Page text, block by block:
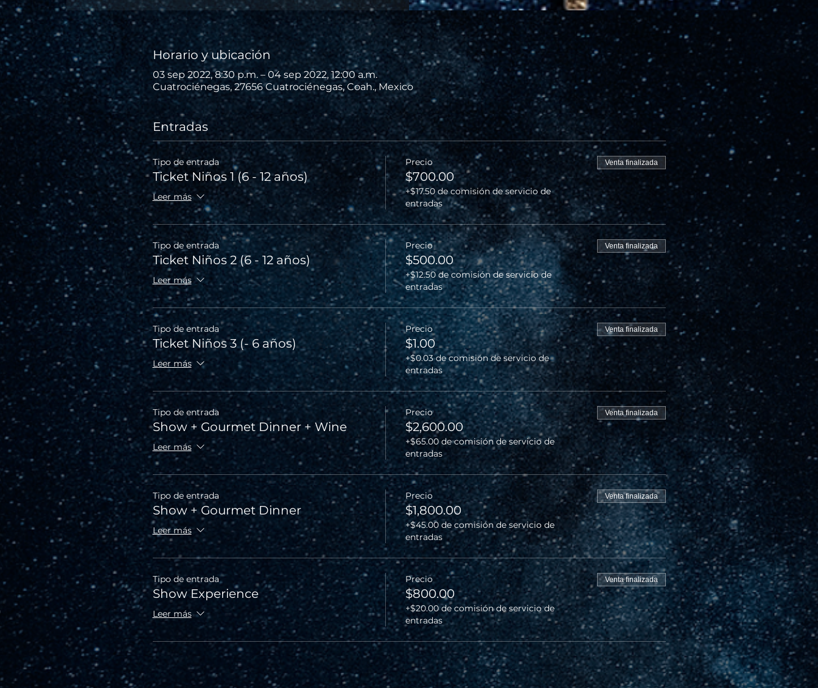
Horario y ubicación
03 sep 2022, 8:30 p.m. – 04 sep 2022, 12:00 a.m.
Cuatrociénegas, 27656 Cuatrociénegas, Coah., Mexico
Entradas
Tipo de entrada
Ticket Niños 1 (6 - 12 años)
Leer más
Precio
$700.00
+$17.50 de comisión de servicio de
entradas
Venta finalizada
Tipo de entrada
Ticket Niños 2 (6 - 12 años)
Leer más
Precio
$500.00
+$12.50 de comisión de servicio de
entradas
Venta finalizada
Tipo de entrada
Ticket Niños 3 (- 6 años)
Leer más
Precio
$1.00
+$0.03 de comisión de servicio de
entradas
Venta finalizada
Tipo de entrada
Show + Gourmet Dinner + Wine
Leer más
Precio
$2,600.00
+$65.00 de comisión de servicio de
entradas
Venta finalizada
Tipo de entrada
Show + Gourmet Dinner
Leer más
Precio
$1,800.00
+$45.00 de comisión de servicio de
entradas
Venta finalizada
Tipo de entrada
Show Experience
Leer más
Precio
$800.00
+$20.00 de comisión de servicio de
entradas
Venta finalizada